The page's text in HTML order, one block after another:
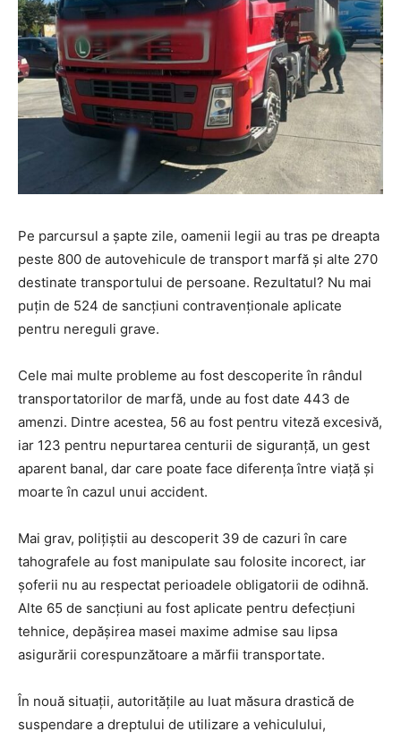
Pe parcursul a șapte zile, oamenii legii au tras pe dreapta
peste 800 de autovehicule de transport marfă și alte 270
destinate transportului de persoane. Rezultatul? Nu mai
puțin de 524 de sancțiuni contravenționale aplicate
pentru nereguli grave.
Cele mai multe probleme au fost descoperite în rândul
transportatorilor de marfă, unde au fost date 443 de
amenzi. Dintre acestea, 56 au fost pentru viteză excesivă,
iar 123 pentru nepurtarea centurii de siguranță, un gest
aparent banal, dar care poate face diferența între viață și
moarte în cazul unui accident.
Mai grav, polițiștii au descoperit 39 de cazuri în care
tahografele au fost manipulate sau folosite incorect, iar
șoferii nu au respectat perioadele obligatorii de odihnă.
Alte 65 de sancțiuni au fost aplicate pentru defecțiuni
tehnice, depășirea masei maxime admise sau lipsa
asigurării corespunzătoare a mărfii transportate.
În nouă situații, autoritățile au luat măsura drastică de
suspendare a dreptului de utilizare a vehiculului,